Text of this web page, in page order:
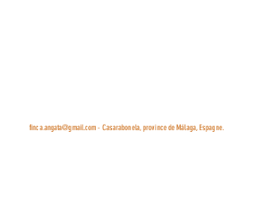
finca.angata@gmail.com- Casarabonela, province de Málaga, Espagne.